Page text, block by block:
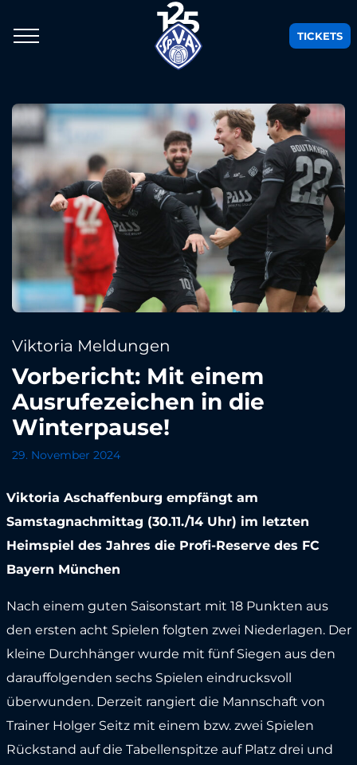
TICKETS
Viktoria Meldungen
Vorbericht: Mit einem
Ausrufezeichen in die
Winterpause!
29. November 2024
Viktoria Aschaffenburg empfängt am
Samstagnachmittag (30.11./14 Uhr) im letzten
Heimspiel des Jahres die Profi-Reserve des FC
Bayern München
Nach einem guten Saisonstart mit 18 Punkten aus
den ersten acht Spielen folgten zwei Niederlagen. Der
kleine Durchhänger wurde mit fünf Siegen aus den
darauffolgenden sechs Spielen eindrucksvoll
überwunden. Derzeit rangiert die Mannschaft von
Trainer Holger Seitz mit einem bzw. zwei Spielen
Rückstand auf die Tabellenspitze auf Platz drei und